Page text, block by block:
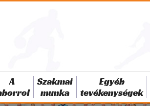
A
Szakmai
munka
Egyéb
tevékenységek